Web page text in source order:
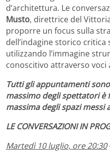
d’architettura. Le
Musto, direttrice del
proporre un focus sulla
dell’indagine storico
utilizzando l’immagine
conoscitivo attraverso voci
Tutti gli appuntamenti
massimo degli spettatori è
massima degli spazi messi
LE CONVERSAZIONI IN
Martedì 10 luglio, ore 20:30